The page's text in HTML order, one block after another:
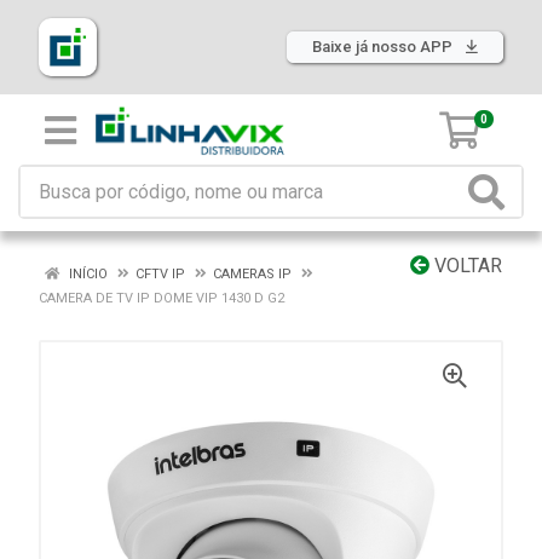
Baixe já nosso APP
0
VOLTAR
INÍCIO CFTV IP
CAMERAS IP
CAMERA DE TV IP DOME VIP 1430 D G2